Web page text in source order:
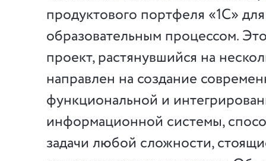
продуктового портфеля «1С»
образовательным процессом.
проект, растянувшийся на
направлен на создание
функциональной и
информационной системы,
задачи любой сложности,